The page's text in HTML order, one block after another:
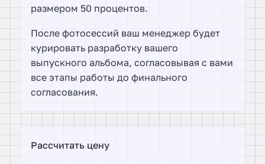
размером 50 процентов.
После фотосессий ваш менеджер будет
курировать разработку вашего
выпускного альбома, согласовывая с вами
все этапы работы до финального
согласования.
Рассчитать цену